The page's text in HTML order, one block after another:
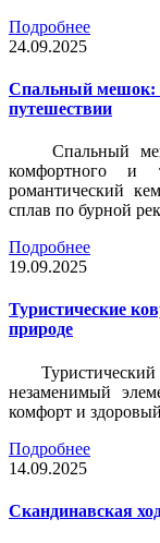
Подробнее
24.09.2025
Спальный мешок:
путешествии
Спальный
комфортного и
романтический
сплав по бурной
Подробнее
19.09.2025
Туристические
природе
незаменимый
комфорт и
Подробнее
14.09.2025
Скандинавская